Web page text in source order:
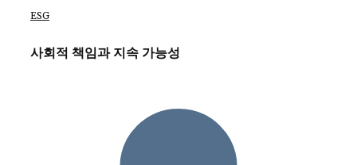
ESG
사회적 책임과 지속 가능성